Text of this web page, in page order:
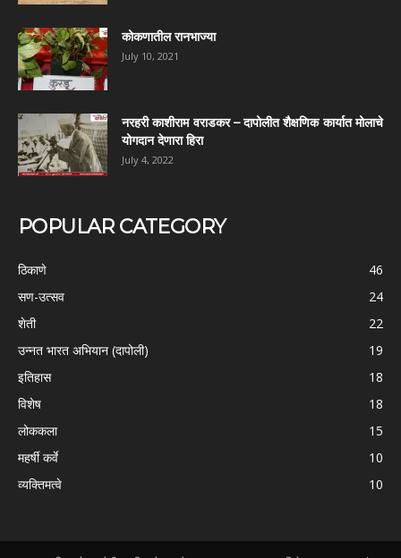
कोकणातील रानभाज्या
July 10, 2021
नरहरी काशीराम वराडकर – दापोलीत शैक्षणिक कार्यात मोलाचे
योगदान देणारा हिरा
July 4, 2022
POPULAR CATEGORY
ठिकाणे
46
सण-उत्सव
24
शेती
22
उन्नत भारत अभियान (दापोली)
19
इतिहास
18
विशेष
18
लोककला
15
महर्षी कर्वे
10
व्यक्तिमत्वे
10